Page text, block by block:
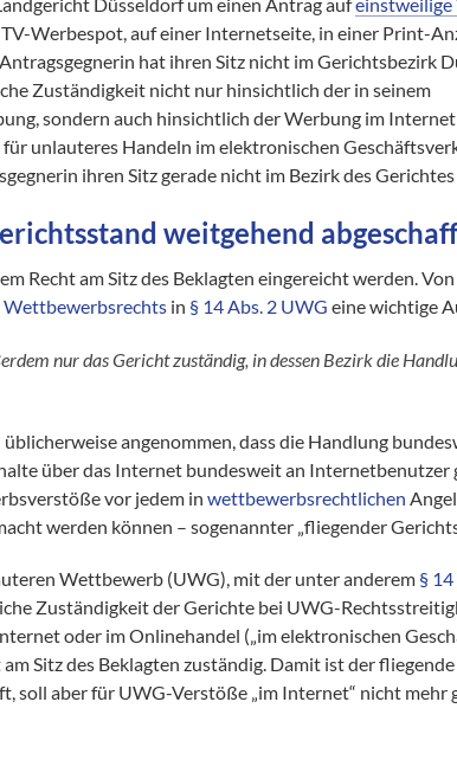
Düsseldorf um einen Antrag aufeinstweilige
TV-Werbespot, auf einer Internetseite, in einer Print-
hat ihren Sitz nicht im Gerichtsbezirk
Zuständigkeit nicht nur hinsichtlich der in seinem
sondern auch hinsichtlich der Werbung im
unlauteres Handeln im elektronischen
ihren Sitz gerade nicht im Bezirk des
weitgehend
Recht am Sitz des Beklagten eingereicht werden.
Wettbewerbsrechts in § 14 Abs. 2 UWG eine wichtige
nur das Gericht zuständig, in dessen Bezirk die
angenommen, dass die Handlung
über das Internet bundesweit an Internetbenutzer
vor jedem inwettbewerbsrechtlichen
werden können – sogenannter „fliegender
Wettbewerb (UWG), mit der unter anderem §
Zuständigkeit der Gerichte bei UWG-
oder im Onlinehandel („im elektronischen
Sitz des Beklagten zuständig. Damit ist der fliegende
soll aber für UWG-Verstöße „im Internet“ nicht mehr